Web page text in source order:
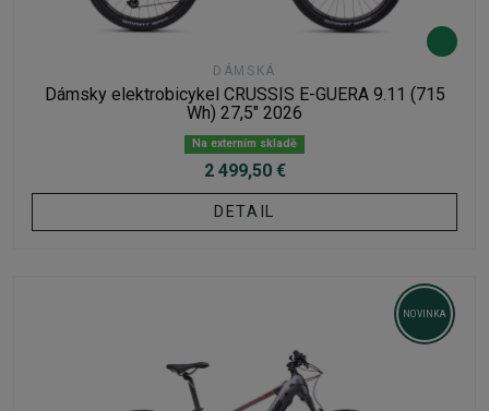
DÁMSKÁ
Dámsky elektrobicykel CRUSSIS E-GUERA 9.11 (715
Wh) 27,5" 2026
Na externím skladě
2 499,50 €
DETAIL
NOVINKA